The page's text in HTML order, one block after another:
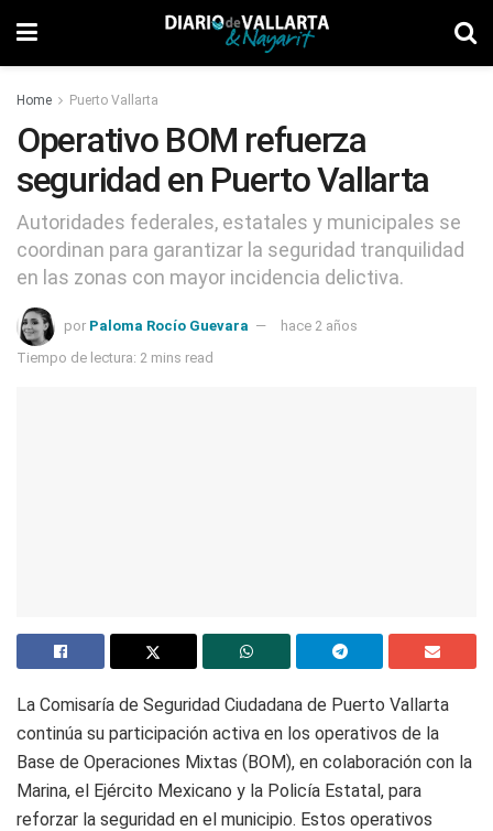
Home Puerto Vallarta
Operativo BOM refuerza
seguridad en Puerto Vallarta
Autoridades federales, estatales y municipales se
coordinan para garantizar la seguridad tranquilidad
en las zonas con mayor incidencia delictiva.
por Paloma Rocío Guevara
hace 2 años
Tiempo de lectura: 2 mins read
La Comisaría de Seguridad Ciudadana de Puerto Vallarta
continúa su participación activa en los operativos de la
Base de Operaciones Mixtas (BOM), en colaboración con la
Marina, el Ejército Mexicano y la Policía Estatal, para
reforzar la seguridad en el municipio. Estos operativos